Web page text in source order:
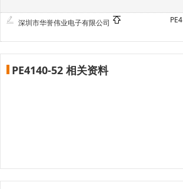
深圳市华誉伟业电子有限公司
PE4140-52 相关资料